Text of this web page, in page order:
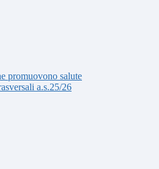
promuovono salute
a.s.25/26